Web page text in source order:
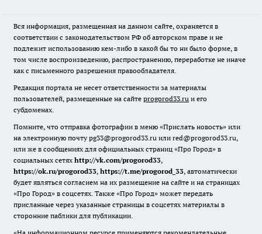
Вся информация, размещенная на данном сайте, охраняется в
соответствии с законодательством РФ об авторском праве и не
подлежит использованию кем-либо в какой бы то ни было форме, в
том числе воспроизведению, распространению, переработке не иначе
как с письменного разрешения правообладателя.
Редакция портала не несет ответственности за материалы
пользователей, размещенные на сайте progorod33.ru и его
субдоменах.
Помните, что отправка фотографии в меню «Прислать новость» или
на электронную почту pg33@progorod33.ru или red@progorod33.ru,
или же в сообщениях для официальных страниц «Про Город» в
социальных сетях http://vk.com/progorod33,
https://ok.ru/progorod33, https://t.me/progorod_33, автоматически
будет являться согласием на их размещение на сайте и на страницах
«Про Город» в соцсетях. Также «Про Город» может передать
присланные через указанные страницы в соцсетях материалы в
сторонние паблики для публикации.